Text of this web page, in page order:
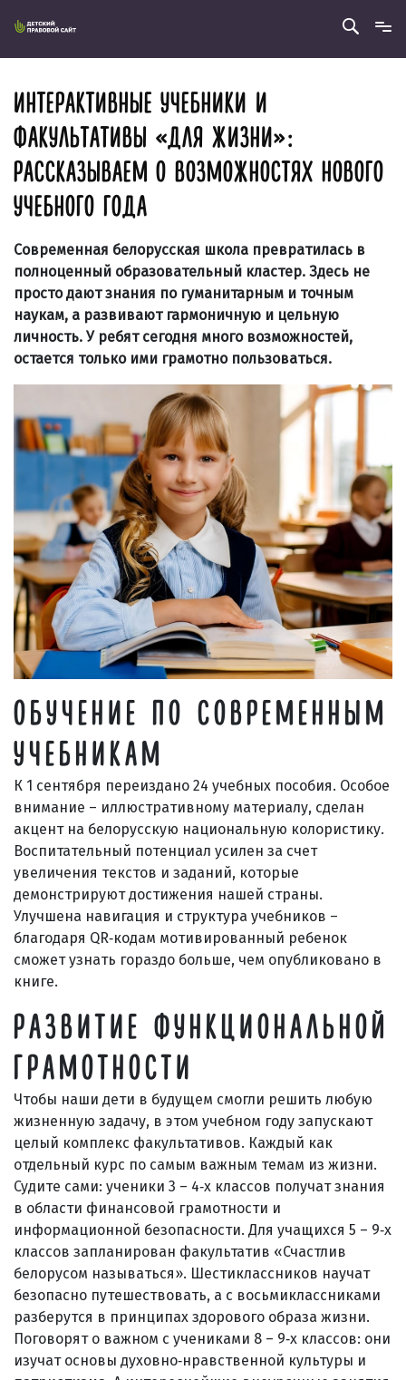
ИНТЕРАКТИВНЫЕ УЧЕБНИКИ И
ФАКУЛЬТАТИВЫ «ДЛЯ ЖИЗНИ»:
РАССКАЗЫВАЕМ О ВОЗМОЖНОСТЯХ НОВОГО
УЧЕБНОГО ГОДА
Современная белорусская школа превратилась в
полноценный образовательный кластер. Здесь не
просто дают знания по гуманитарным и точным
наукам, а развивают гармоничную и цельную
личность. У ребят сегодня много возможностей,
остается только ими грамотно пользоваться.
ОБУЧЕНИЕ ПО СОВРЕМЕННЫМ
УЧЕБНИКАМ
К 1 сентября переиздано 24 учебных пособия. Особое
внимание – иллюстративному материалу, сделан
акцент на белорусскую национальную колористику.
Воспитательный потенциал усилен за счет
увеличения текстов и заданий, которые
демонстрируют достижения нашей страны.
Улучшена навигация и структура учебников –
благодаря QR‑кодам мотивированный ребенок
сможет узнать гораздо больше, чем опубликовано в
книге.
РАЗВИТИЕ ФУНКЦИОНАЛЬНОЙ
ГРАМОТНОСТИ
Чтобы наши дети в будущем смогли решить любую
жизненную задачу, в этом учебном году запускают
целый комплекс факультативов. Каждый как
отдельный курс по самым важным темам из жизни.
Судите сами: ученики 3 – 4‑х классов получат знания
в области финансовой грамотности и
информационной безопасности. Для учащихся 5 – 9‑х
классов запланирован факультатив «Счастлив
белорусом называться». Шестиклассников научат
безопасно путешествовать, а с восьмиклассниками
разберутся в принципах здорового образа жизни.
Поговорят о важном с учениками 8 – 9‑х классов: они
изучат основы духовно‑нравственной культуры и